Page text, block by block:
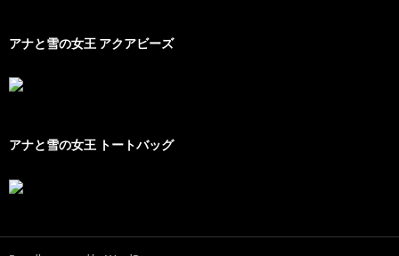
アナと雪の女王 アクアビーズ
アナと雪の女王 トートバッグ